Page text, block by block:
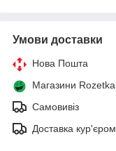
Умови доставки
Нова Пошта
Магазини Rozetka
Самовивіз
Доставка кур'єром